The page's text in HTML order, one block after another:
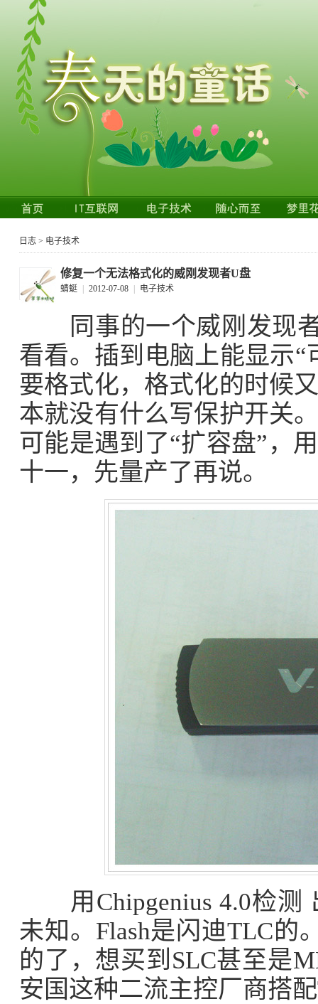
日志 > 电子技术
修复一个无法格式化的威刚发现者U盘
蜻蜓 2012-07-08 电子技术
同事的一个威刚发现者
看看。插到电脑上能显示
要格式化，格式化的时候
本就没有什么写保护开关
可能是遇到了“扩容盘”，
十一，先量产了再说。
用Chipgenius 4.0检测
未知。Flash是闪迪TLC的
的了，想买到SLC甚至是
安国这种二流主控厂商搭